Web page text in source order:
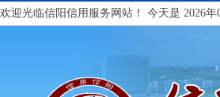
欢迎光临信阳信用服务网站！ 今天是 2026年